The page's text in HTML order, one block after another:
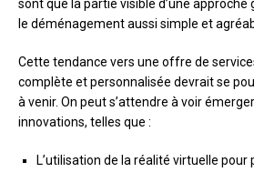
sont que la partie visible d’une approche
le déménagement aussi simple et
Cette tendance vers une offre de
complète et personnalisée devrait se
à venir. On peut s’attendre à voir
innovations, telles que :
L’utilisation de la réalité virtuelle pour